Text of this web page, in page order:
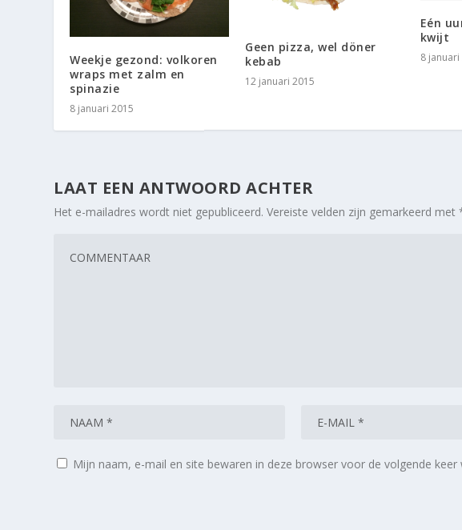
Weekje gezond: volkoren
wraps met zalm en
spinazie
8 januari 2015
Geen pizza, wel döner
kebab
12 januari 2015
Eén
kwijt
8 januari
LAAT EEN ANTWOORD ACHTER
Het e-mailadres wordt niet gepubliceerd. Vereiste velden zijn gemarkeerd met
Mijn naam, e-mail en site bewaren in deze browser voor de volgende keer